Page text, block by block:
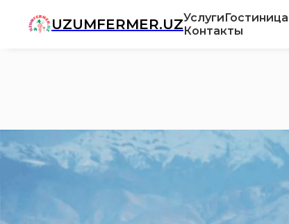
UZUMFERMER.UZУслугиГостиница
Контакты